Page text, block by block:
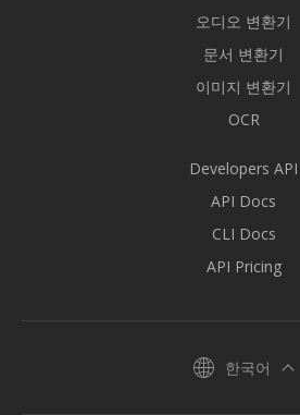
오디오 변환기
문서 변환기
이미지 변환기
OCR
Developers API
API Docs
CLI Docs
API Pricing
한국어